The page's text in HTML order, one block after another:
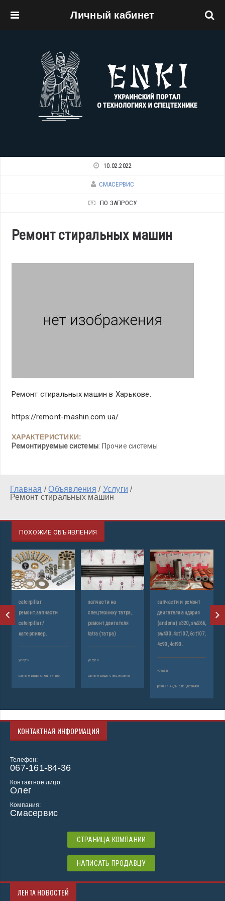
Личный кабинет
10.02.2022
СМАСЕРВИС
ПО ЗАПРОСУ
Ремонт стиральных машин
Ремонт стиральных машин в Харькове.
https://remont-mashin.com.ua/
ХАРАКТЕРИСТИКИ:
Ремонтируемые системы: Прочие системы
Главная /Объявления / Услуги /
Ремонт стиральных машин
ПОХОЖИЕ ОБЪЯВЛЕНИЯ
caterpillar
ремонт,запчасти
caterpillar /
катерпилер.
услуги
разные виды спецтехники
запчасти на
спецтехнику татра,
ремонт двигателя
tatra (татра)
услуги
разные виды спецтехники
запчасти и ремонт
двигателя андория
(andoria) s320, sw266,
sw400, 4ct107, 6ct107,
4c90, 4ct90.
услуги
разные виды спецтехники
КОНТАКТНАЯ ИНФОРМАЦИЯ
Телефон:
067-161-84-36
Контактное лицо:
Олег
Компания:
Смасервис
СТРАНИЦА КОМПАНИИ
НАПИСАТЬ ПРОДАВЦУ
ЛЕНТА НОВОСТЕЙ